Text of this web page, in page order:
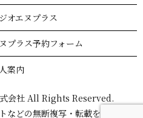
オエヌプラス
プラス予約フォーム
案内
会社 All Rights Reserved.
などの無断複写・転載を禁じま